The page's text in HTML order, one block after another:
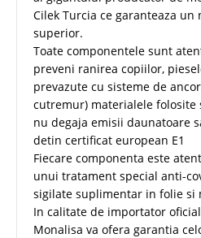
Cilek Turcia ce garanteaza un
superior.
Toate componentele sunt
preveni ranirea copiilor,
prevazute cu sisteme de
cutremur) materialele folosite
nu degaja emisii daunatoare
detin certificat european E1
Fiecare componenta este
unui tratament special anti-
sigilate suplimentar in folie si
In calitate de importator
Monalisa va ofera garantia